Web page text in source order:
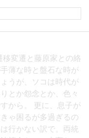
移変遷と藤原家との絡
薄な時と盤石な時が
うが、ソコは時代が
とか怨念とか、色々
から。 更に、息子が
ゃ困るが多過ぎるの
行かない訳で。両統